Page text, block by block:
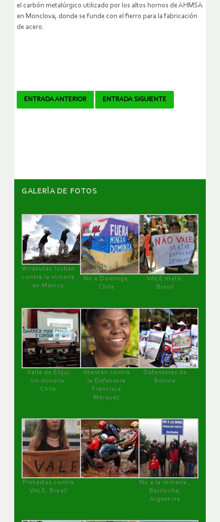
el carbón metalúrgico utilizado por los altos hornos de AHMSA
en Monclova, donde se funde con el fierro para la fabricación
de acero.
Navegador
ENTRADA ANTERIOR ENTRADA SIGUIENTE
GALERÌA DE FOTOS
Wirakutas luchan
contra la minería
en México
No a Dominga,
Chile
VALE mata,
Brasil
Valle de Elqui
sin minería.
Chile
Atentan contra
la Defensora
Francisca
Márquez
Defensoras de
Bolivia
Protestas contra
VALE, Brasil
No a la minería ,
Bariloche,
Argentina